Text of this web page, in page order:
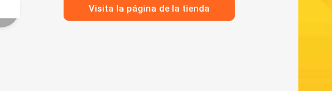
Visita la página de la tienda